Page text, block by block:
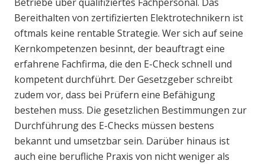
Bereithalten von zertifizierten Elektrotechnikern ist
oftmals keine rentable Strategie. Wer sich auf seine
Kernkompetenzen besinnt, der beauftragt eine
erfahrene Fachfirma, die den E-Check schnell und
kompetent durchführt. Der Gesetzgeber schreibt
zudem vor, dass bei Prüfern eine Befähigung
bestehen muss. Die gesetzlichen Bestimmungen zur
Durchführung des E-Checks müssen bestens
bekannt und umsetzbar sein. Darüber hinaus ist
auch eine berufliche Praxis von nicht weniger als